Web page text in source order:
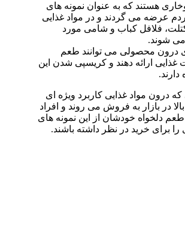
هستند که به عنوان نمونه های
عرضه می گردند و در مواد غذایی
کتلت، فلافل کباب و شامی مورد
می شوند.
درون محصولی می توانند طعم
غذایی ارائه دهند و کریسپی شدن این
که درون مواد غذایی کاربرد ویژه ای
در بازار به فروش می روند و افراد
طعم دلخواه خودشان از این نمونه های
برای خرید در نظر داشته باشند.